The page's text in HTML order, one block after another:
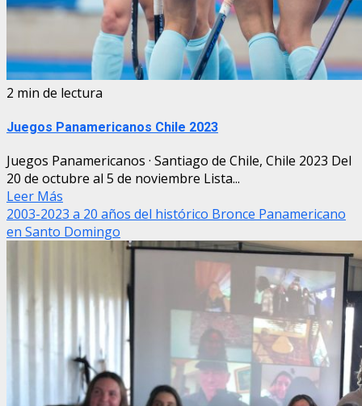
2 min de lectura
Juegos Panamericanos Chile 2023
Juegos Panamericanos · Santiago de Chile, Chile 2023 Del
20 de octubre al 5 de noviembre Lista...
Leer Más
2003-2023 a 20 años del histórico Bronce Panamericano
en Santo Domingo